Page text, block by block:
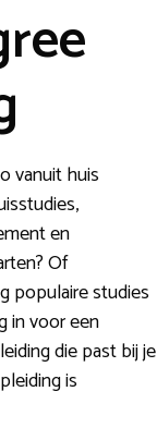
vanuit huis
en
Of
populaire studies
in voor een
die past bij je
is